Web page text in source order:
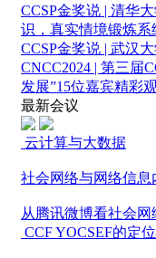
CCSP金奖说 | 清华
识，真实情境锻炼系
CCSP金奖说 | 武汉
CNCC2024 | 第三届
发展”15位嘉宾精彩
最新会议
云计算与大数据
社会网络与网络信息
从腾讯微博看社会网
CCF YOCSEF的定